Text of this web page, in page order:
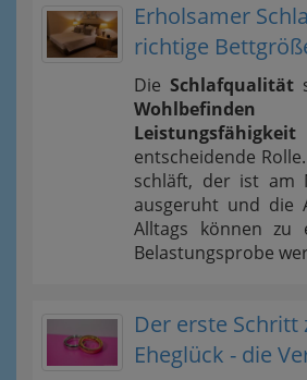
Erholsamer
richtige
Die Schlafqualität
Leistungsfähigkeit
entscheidende
schläft, der ist am
ausgeruht und die
Alltags können zu
Belastungsprobe
Der erste Schritt
Eheglück - die